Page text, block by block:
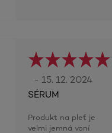
- 15. 12. 2024
SÉRUM
Produkt na pleť je
velmi jemná voní